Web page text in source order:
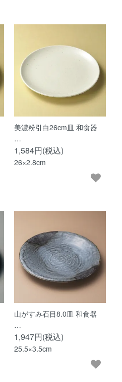
美濃粉引白26cm皿 和食器
…
1,584円(税込)
26×2.8cm
山がすみ石目8.0皿 和食器
…
1,947円(税込)
25.5×3.5cm